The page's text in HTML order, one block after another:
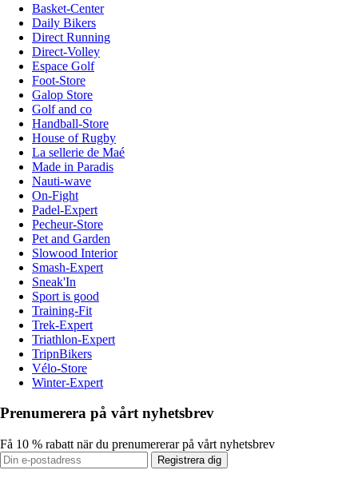
Basket-Center
Daily Bikers
Direct Running
Direct-Volley
Espace Golf
Foot-Store
Galop Store
Golf and co
Handball-Store
House of Rugby
La sellerie de Maé
Made in Paradis
Nauti-wave
On-Fight
Padel-Expert
Pecheur-Store
Pet and Garden
Slowood Interior
Smash-Expert
Sneak'In
Sport is good
Training-Fit
Trek-Expert
Triathlon-Expert
TripnBikers
Vélo-Store
Winter-Expert
Prenumerera på vårt nyhetsbrev
Få 10 % rabatt när du prenumererar på vårt nyhetsbrev
Registrera dig